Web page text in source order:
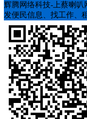
辉腾网络科技-上蔡喇叭
发便民信息、找工作、